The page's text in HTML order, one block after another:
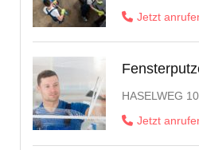
Jetzt
HASELWEG
Jetzt